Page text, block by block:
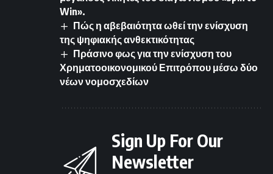
Win».
Πώς η αβεβαιότητα ωθεί την ενίσχυση
της ψηφιακής ανθεκτικότητας
Πράσινο φως για την ενίσχυση του
Χρηματοοικονομικού Επιτρόπου μέσω δύο
νέων νομοσχεδίων
Sign Up For Our
Newsletter